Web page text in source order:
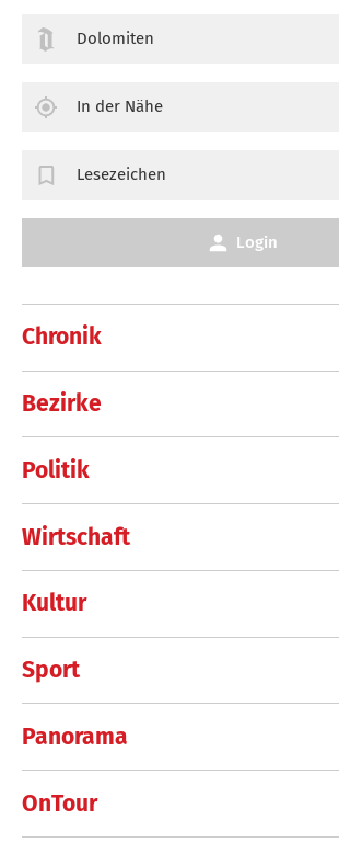
Chronik
Bezirke
Politik
Wirtschaft
Kultur
Sport
Panorama
OnTour
Dolomiten
In der Nähe
Lesezeichen
Login